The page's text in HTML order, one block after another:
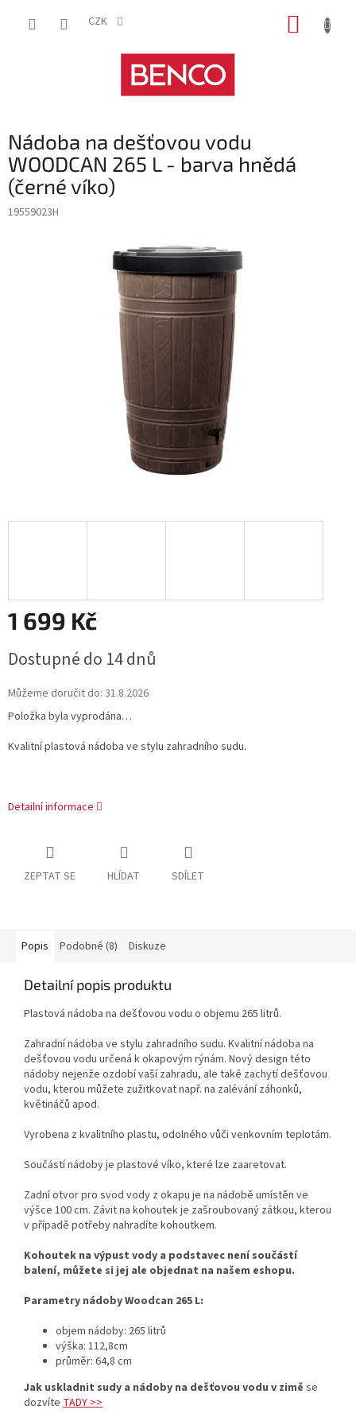
CZK
Nádoba na dešťovou vodu
WOODCAN 265 L - barva hnědá
(černé víko)
19559023H
1 699 Kč
cena:
Dostupné do 14 dnů
Můžeme doručit do: 31.8.2026
Položka byla vyprodána…
Kvalitní plastová nádoba ve stylu zahradního sudu.
Detailní informace
ZEPTAT SE HLÍDAT SDÍLET
Popis Podobné (8) Diskuze
Detailní popis produktu
Plastová nádoba na dešťovou vodu o objemu 265 litrů.
Zahradní nádoba ve stylu zahradního sudu. Kvalitní nádoba na
dešťovou vodu určená k okapovým rýnám. Nový design této
nádoby nejenže ozdobí vaší zahradu, ale také zachytí dešťovou
vodu, kterou můžete zužitkovat např. na zalévání záhonků,
květináčů apod.
Vyrobena z kvalitního plastu, odolného vůči venkovním teplotám.
Součástí nádoby je plastové víko, které lze zaaretovat.
Zadní otvor pro svod vody z okapu je na nádobě umístěn ve
výšce 100 cm. Závit na kohoutek je zašroubovaný zátkou, kterou
v případě potřeby nahradíte kohoutkem.
Kohoutek na výpust vody a podstavec není součástí
balení, můžete si jej ale objednat na našem eshopu.
Parametry nádoby Woodcan 265 L:
objem nádoby: 265 litrů
výška: 112,8cm
průměr: 64,8 cm
Jak uskladnit sudy a nádoby na dešťovou vodu v zimě se
dozvíte TADY >>